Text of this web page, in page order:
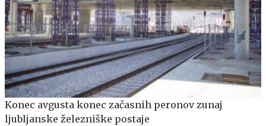
Konec avgusta konec začasnih peronov zunaj
ljubljanske železniške postaje